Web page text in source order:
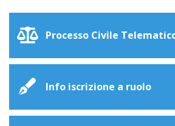
Processo Civile
Info iscrizione a ruolo